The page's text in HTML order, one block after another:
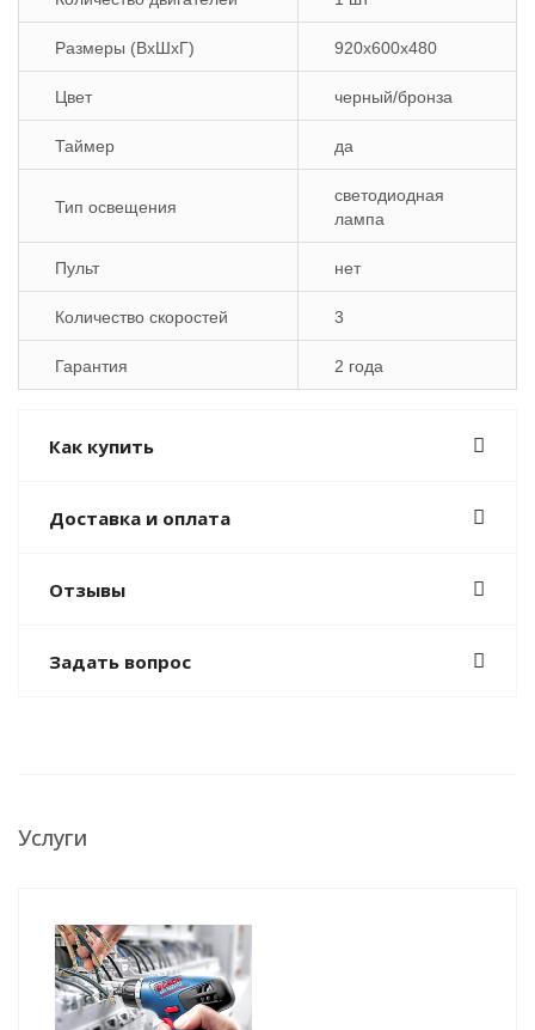
Размеры (ВхШхГ) 920x600x480
Цвет черный/бронза
Таймер да
Тип освещения
светодиодная
лампа
Пульт нет
Количество скоростей 3
Гарантия 2 года
Как купить
Доставка и оплата
Отзывы
Задать вопрос
Услуги